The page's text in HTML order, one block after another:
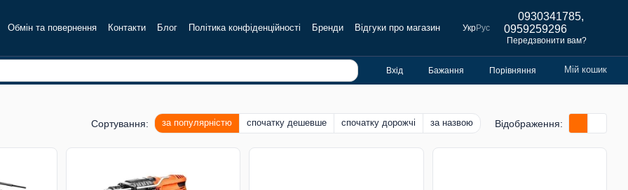
Обмін та повернення Контакти Блог Політика конфіденційності Бренди Відгуки про магазин УкрРус
0930341785,
0959259296
Передзвонити вам?
Вхід Бажання Порівняння Мій кошик
Сортування: за популярністю спочатку дешевше спочатку дорожчі за назвою Відображення: